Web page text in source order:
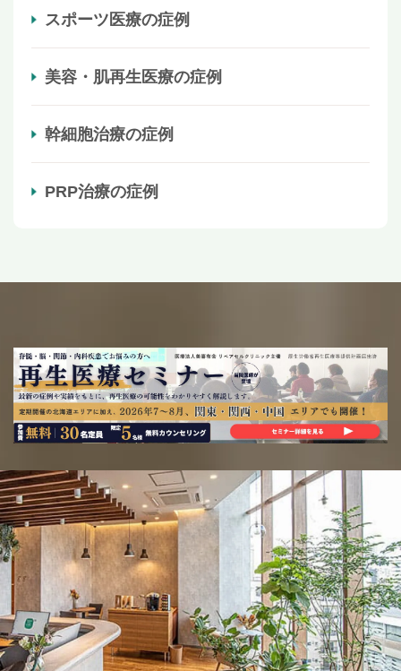
スポーツ医療の症例
美容・肌再生医療の症例
幹細胞治療の症例
PRP治療の症例